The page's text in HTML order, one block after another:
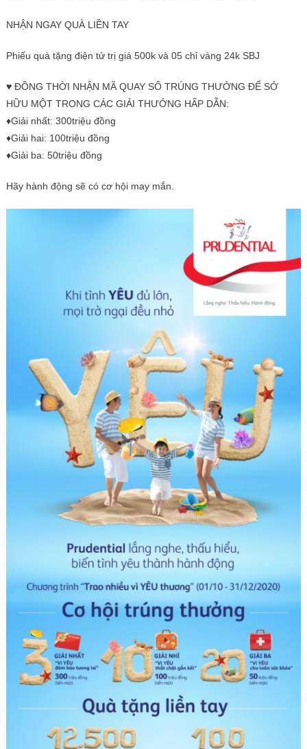
NHẬN NGAY QUÀ LIỀN TAY
Phiếu quà tặng điện tử trị giá 500k và 05 chỉ vàng 24k SBJ
♥ ĐỒNG THỜI NHẬN MÃ QUAY SỐ TRÚNG THƯỞNG ĐỂ SỞ
HỮU MỘT TRONG CÁC GIẢI THƯỞNG HẤP DẪN:
♦Giải nhất: 300triệu đồng
♦Giải hai: 100triệu đồng
♦Giải ba: 50triệu đồng
Hãy hành động sẽ có cơ hội may mắn.